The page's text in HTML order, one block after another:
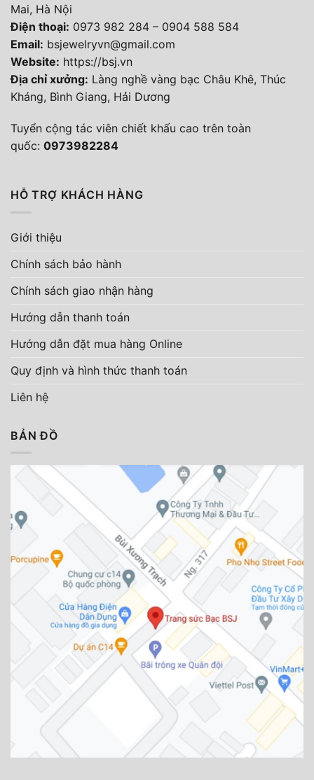
Mai, Hà Nội
Điện thoại: 0973 982 284 – 0904 588 584
Email: bsjewelryvn@gmail.com
Website: https://bsj.vn
Địa chỉ xưởng: Làng nghề vàng bạc Châu Khê, Thúc
Kháng, Bình Giang, Hải Dương
Tuyển cộng tác viên chiết khấu cao trên toàn
quốc: 0973982284
HỖ TRỢ KHÁCH HÀNG
Giới thiệu
Chính sách bảo hành
Chính sách giao nhận hàng
Hướng dẫn thanh toán
Hướng dẫn đặt mua hàng Online
Quy định và hình thức thanh toán
Liên hệ
BẢN ĐỒ